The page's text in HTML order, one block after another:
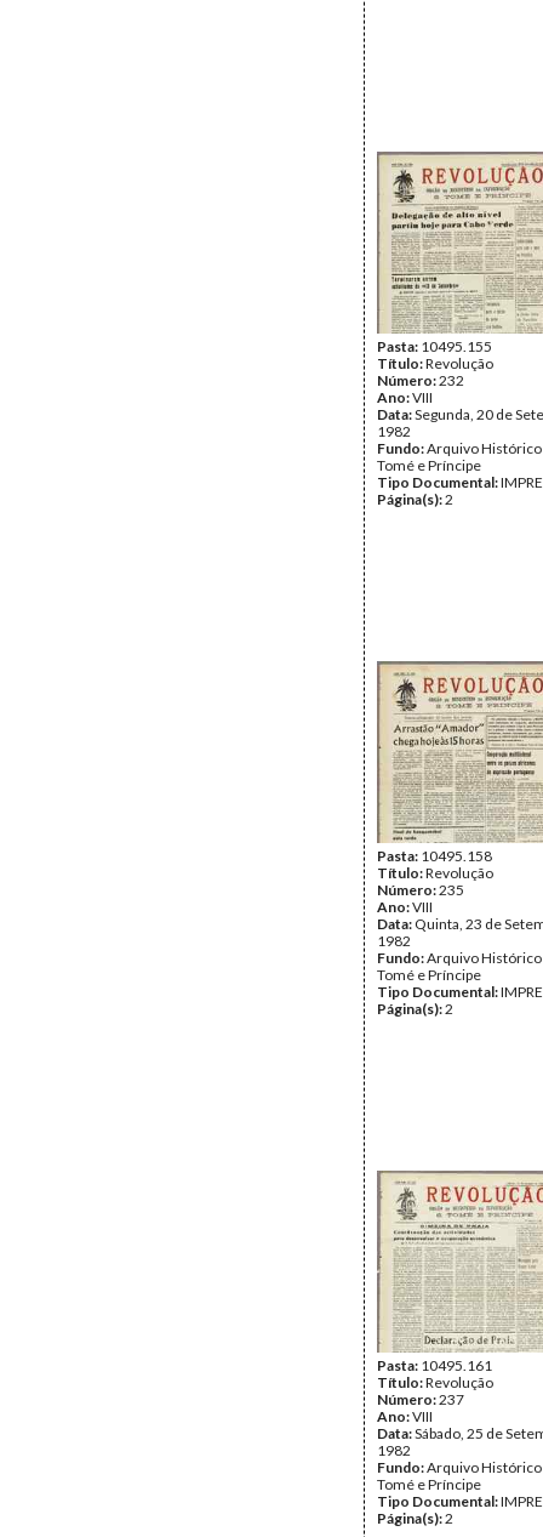
Pasta: 10495.155
Título:Revolução
Número:232
Ano:VIII
Data:Segunda, 20 de
1982
Fundo:Arquivo Histórico
Tomé e Príncipe
Tipo Documental:
Página(s):2
Pasta: 10495.158
Título:Revolução
Número:235
Ano:VIII
Data: Quinta, 23 de
1982
Fundo:Arquivo Histórico
Tomé e Príncipe
Tipo Documental:
Página(s):2
Pasta: 10495.161
Título:Revolução
Número:237
Ano:VIII
Data:Sábado, 25 de
1982
Fundo:Arquivo Histórico
Tomé e Príncipe
Tipo Documental:
Página(s):2